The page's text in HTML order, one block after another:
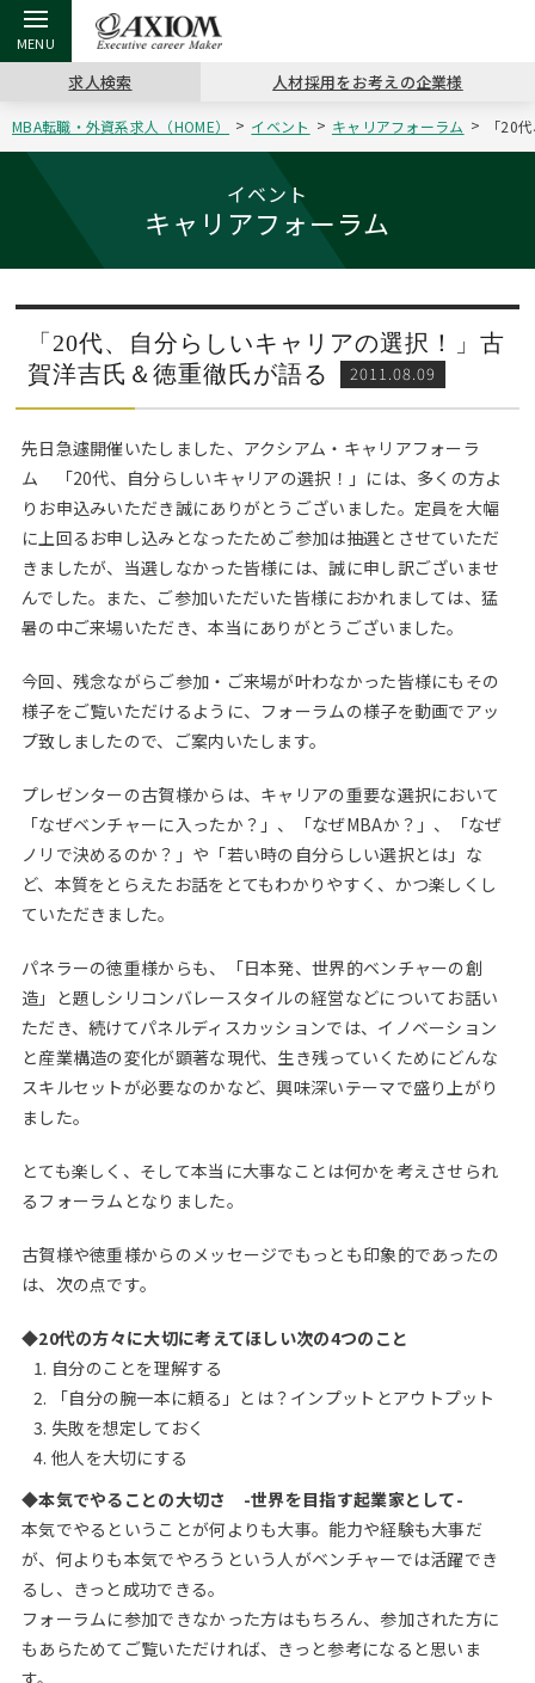
戻る
アクシアムの特長
戻る
代表メ
サービス案内
戻る
“展”職
コンサルタントの紹介
戻る
キャリア支援 TOP
キャリアデザイン講座
（最新求人市場動向）
戻る
転職活
ステージ別アドバイス
MBAの転職事例
MBAからのFAQ
MBA留学生数の推移
戻る
主な10
インターン受入企業一覧
MBAを生かす求人特集
年齢と年収の相関図
戻る
転職ツール TOP
英文レジュメの書き方
戻る
キーワ
職務経歴書の書き方
日本語履歴書テンプレート
外資系／面接攻略のコツ
Web面接の準備・注意点
戻る
転職コラム TOP
“展”職相談室
転職市場の明日をよめ
コンサルティングの現場から
キャリアに効く一冊
注目企業インタビュー
戻る
イベント・セミナー TOP
キャリアデザインセミナー
MBA壮行会カレンダー
ジョブフェア
キャリアフォーラム
プロ経営者の特別セミナー
Career Talk Live
MBA NETWORKING
戻る
会社概要 TOP
主なクライアント
アクセス
パブリシティ
ニュースリリース
求人検索 人材採用をお考えの企業様
MBA転職・外資系求人（HOME） イベント キャリアフォーラム 「20
イベント
キャリアフォーラム
「20代、自分らしいキャリアの選択！」古
賀洋吉氏＆徳重徹氏が語る
2011.08.09
先日急遽開催いたしました、アクシアム・キャリアフォーラ
ム 「20代、自分らしいキャリアの選択！」には、多くの方よ
りお申込みいただき誠にありがとうございました。定員を大幅
に上回るお申し込みとなったためご参加は抽選とさせていただ
きましたが、当選しなかった皆様には、誠に申し訳ございませ
んでした。また、ご参加いただいた皆様におかれましては、猛
暑の中ご来場いただき、本当にありがとうございました。
今回、残念ながらご参加・ご来場が叶わなかった皆様にもその
様子をご覧いただけるように、フォーラムの様子を動画でアッ
プ致しましたので、ご案内いたします。
プレゼンターの古賀様からは、キャリアの重要な選択において
「なぜベンチャーに入ったか？」、「なぜMBAか？」、「なぜ
ノリで決めるのか？」や「若い時の自分らしい選択とは」な
ど、本質をとらえたお話をとてもわかりやすく、かつ楽しくし
ていただきました。
パネラーの徳重様からも、「日本発、世界的ベンチャーの創
造」と題しシリコンバレースタイルの経営などについてお話い
ただき、続けてパネルディスカッションでは、イノベーション
と産業構造の変化が顕著な現代、生き残っていくためにどんな
スキルセットが必要なのかなど、興味深いテーマで盛り上がり
ました。
とても楽しく、そして本当に大事なことは何かを考えさせられ
るフォーラムとなりました。
古賀様や徳重様からのメッセージでもっとも印象的であったの
は、次の点です。
◆20代の方々に大切に考えてほしい次の4つのこと
自分のことを理解する
「自分の腕一本に頼る」とは？インプットとアウトプット
失敗を想定しておく
他人を大切にする
◆本気でやることの大切さ -世界を目指す起業家として-
本気でやるということが何よりも大事。能力や経験も大事だ
が、何よりも本気でやろうという人がベンチャーでは活躍でき
るし、きっと成功できる。
フォーラムに参加できなかった方はもちろん、参加された方に
もあらためてご覧いただければ、きっと参考になると思いま
す。